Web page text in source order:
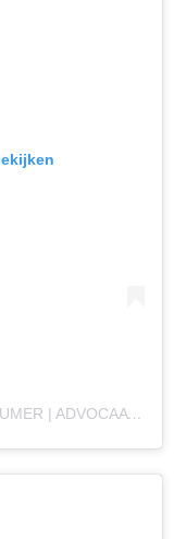
EEN BERICHT GEDEELD DOOR KIM BEUMER | ADVOCAAT (@MEESTERKIMBEUMER)